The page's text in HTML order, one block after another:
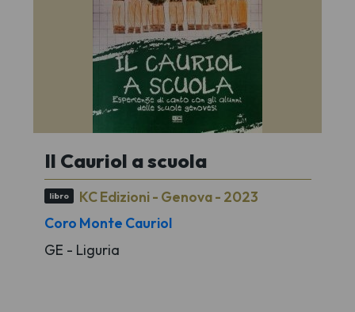
Il Cauriol a scuola
libro
KC Edizioni - Genova - 2023
Coro Monte Cauriol
GE - Liguria